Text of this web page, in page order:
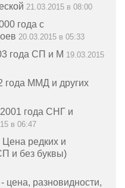
21.03.2015 в 08:00
года с
20.03.2015 в 05:33
года СП и М 19.03.2015
года ММД и других
года СНГ и
в 06:47
Цена редких и
и без буквы)
цена, разновидности,